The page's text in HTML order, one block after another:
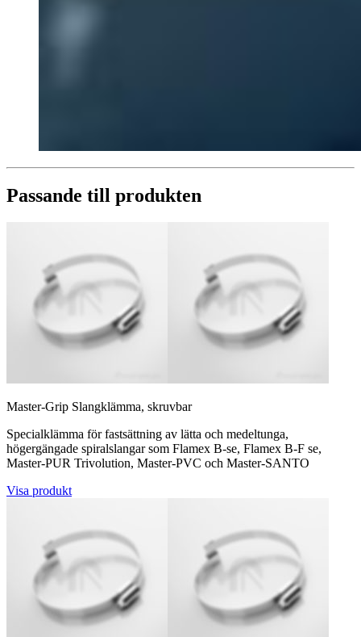
Passande till produkten
Master-Grip Slangklämma, skruvbar
Specialklämma för fastsättning av lätta och medeltunga,
högergängade spiralslangar som Flamex B-se, Flamex B-F se,
Master-PUR Trivolution, Master-PVC och Master-SANTO
Visa produkt